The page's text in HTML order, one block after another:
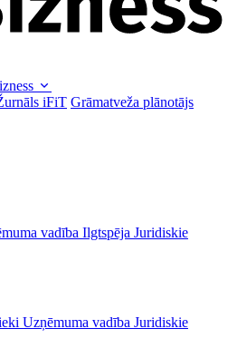
iFiT Grāmatveža plānotājs
vadība Ilgtspēja Juridiskie
Uzņēmuma vadība Juridiskie